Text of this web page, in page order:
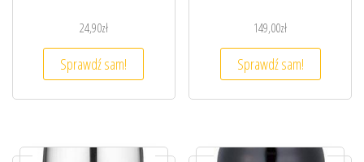
24,90zł
Sprawdź sam!
149,00zł
Sprawdź sam!